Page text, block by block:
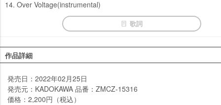
14. Over Voltage(instrumental)
歌詞
作品詳細
発売日：2022年02月25日
発売元：KADOKAWA 品番：ZMCZ-15316
価格：2,200円（税込）